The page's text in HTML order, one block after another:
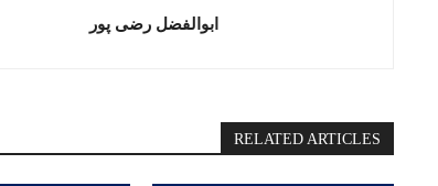
ابوالفضل رضی پور
RELATED ARTICLES